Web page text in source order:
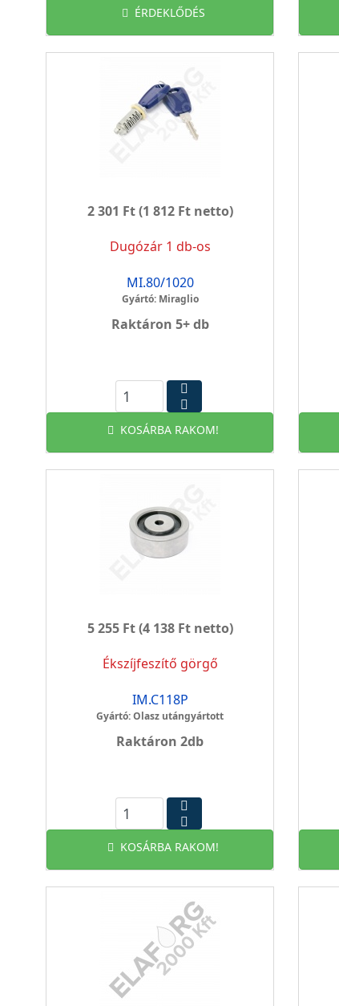
ÉRDEKLŐDÉS
2 301 Ft(1 812 Ft netto)
Dugózár 1 db-os
MI.80/1020
Gyártó: Miraglio
Raktáron 5+ db
KOSÁRBA RAKOM!
5 255 Ft(4 138 Ft netto)
Ékszíjfeszítő görgő
IM.C118P
Gyártó: Olasz utángyártott
Raktáron 2db
KOSÁRBA RAKOM!